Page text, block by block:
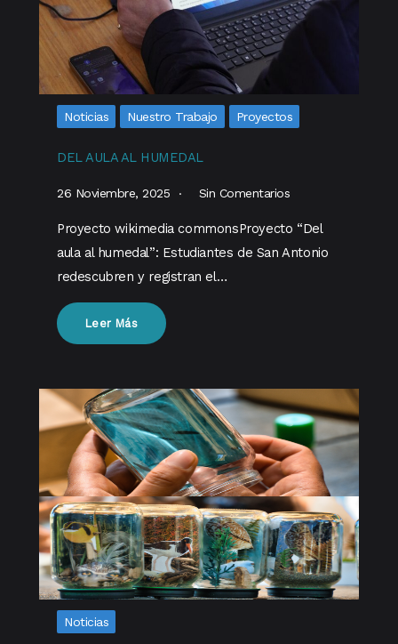
Noticias Nuestro Trabajo Proyectos
DEL AULA AL HUMEDAL
26 Noviembre, 2025 Sin Comentarios
Proyecto wikimedia commonsProyecto “Del
aula al humedal”: Estudiantes de San Antonio
redescubren y registran el…
Leer Más
Noticias